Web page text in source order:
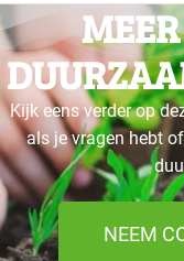
Kijk eens verder op
als je vragen hebt
NEEM